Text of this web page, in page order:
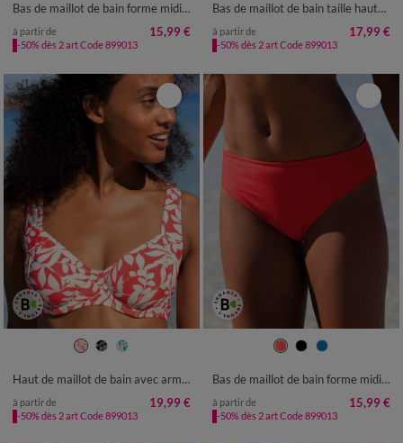
Bas de maillot de bain forme midi imprimé Linao
à partir de 15,99 €
-50% dès 2 art Code 899013
Bas de maillot de bain taille haute uni Solaro
à partir de 17,99 €
-50% dès 2 art Code 899013
Haut de maillot de bain avec armatures Linao - forme balconnet
à partir de 19,99 €
-50% dès 2 art Code 899013
40 42 44
Bas de maillot de bain forme midi uni Solaro
à partir de 15,99 €
-50% dès 2 art Code 899013